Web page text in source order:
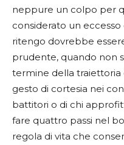
neppure un colpo per
considerato un
ritengo dovrebbe
prudente, quando non
termine della traiettoria
gesto di cortesia nei
battitori o di chi
fare quattro passi nel
regola di vita che